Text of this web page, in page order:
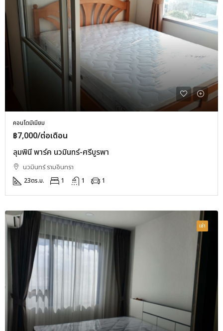
คอนโดมิเนียม
฿7,000/ต่อเดือน
ลุมพินี พาร์ค นวมินทร์-ศรีบูรพา
นวมินทร์ รามอินทรา
23ตร.ม. 1 1 1
เช่า